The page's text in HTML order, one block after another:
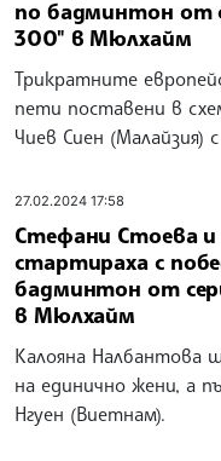
по бадминтон от
300" в Мюлхайм
Трикратните
пети поставени в
Чиев Сиен (Малайзия) с
27.02.2024 17:58
Стефани Стоева и
стартираха с
бадминтон от
в Мюлхайм
Калояна Налбантова
на единично жени, а
Нгуен (Виетнам).